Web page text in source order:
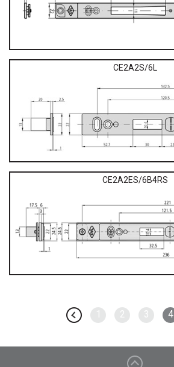
CE2A2S/6L
CE2A2ES/6B4RS
1 2 3 4